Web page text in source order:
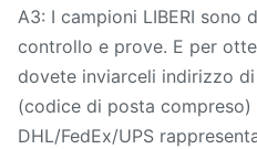
A3: I campioni LIBERI sono
controllo e prove. E per
dovete inviarceli indirizzo
(codice di posta
DHL/FedEx/UPS